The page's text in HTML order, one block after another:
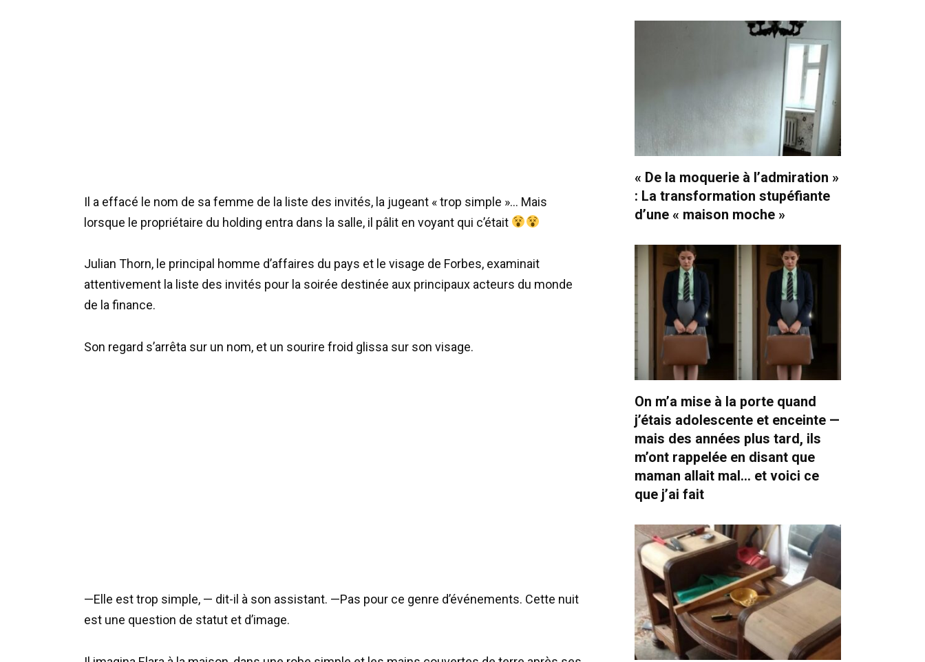
Il a effacé le nom de sa femme de la liste des invités, la jugeant « trop simple »… Mais
lorsque le propriétaire du holding entra dans la salle, il pâlit en voyant qui c’était
Julian Thorn, le principal homme d’affaires du pays et le visage de Forbes, examinait
attentivement la liste des invités pour la soirée destinée aux principaux acteurs du monde
de la finance.
Son regard s’arrêta sur un nom, et un sourire froid glissa sur son visage.
—Elle est trop simple, — dit-il à son assistant. —Pas pour ce genre d’événements. Cette nuit
est une question de statut et d’image.
« De la moquerie à l’admiration »
: La transformation stupéfiante
d’une « maison moche »
On m’a mise à la porte quand
j’étais adolescente et enceinte —
mais des années plus tard, ils
m’ont rappelée en disant que
maman allait mal… et voici ce
que j’ai fait